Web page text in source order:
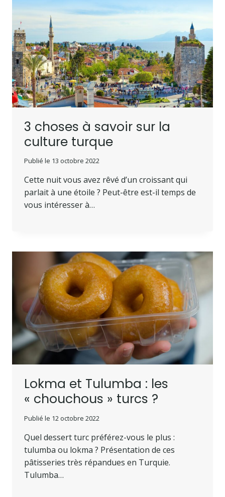
3 choses à savoir sur la
culture turque
Publié le 13 octobre 2022
Cette nuit vous avez rêvé d’un croissant qui
parlait à une étoile ? Peut-être est-il temps de
vous intéresser à…
Lokma et Tulumba : les
« chouchous » turcs ?
Publié le 12 octobre 2022
Quel dessert turc préférez-vous le plus :
tulumba ou lokma ? Présentation de ces
pâtisseries très répandues en Turquie.
Tulumba…